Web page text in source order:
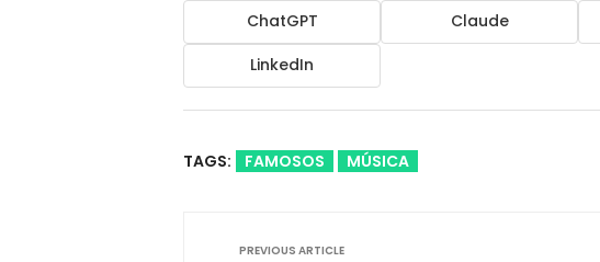
ChatGPT Claude
LinkedIn
TAGS: FAMOSOS MÚSICA
PREVIOUS ARTICLE